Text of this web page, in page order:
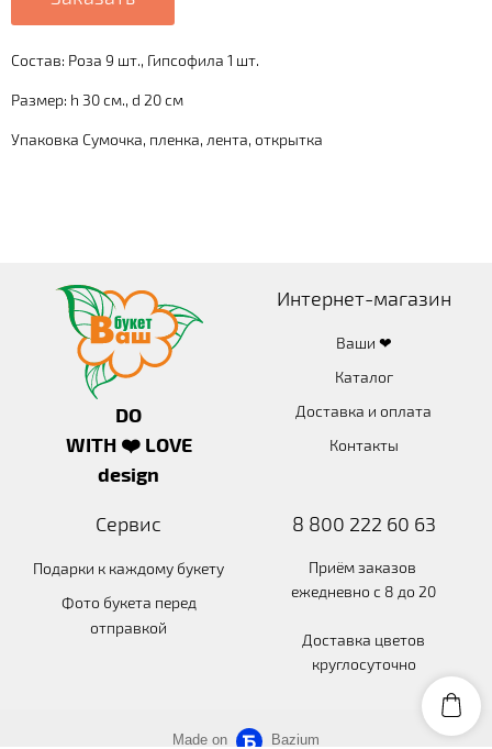
Состав: Роза 9 шт., Гипсофила 1 шт.
Размер: h 30 см., d 20 см
Упаковка Сумочка, пленка, лента, открытка
DO
WITH ❤️ LOVE
design
Интернет-магазин
Ваши ❤
Каталог
Доставка и оплата
Контакты
Сервис
Подарки к каждому букету
Фото букета перед
отправкой
8 800 222 60 63
Приём заказов
ежедневно с 8 до 20
Доставка цветов
круглосуточно
Made on Bazium